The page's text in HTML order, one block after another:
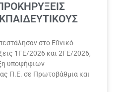
στο Εθνικό
1ΓΕ/2026 και 2ΓΕ/2026,
υποψήφιων
Π.Ε. σε Πρωτοβάθμια και